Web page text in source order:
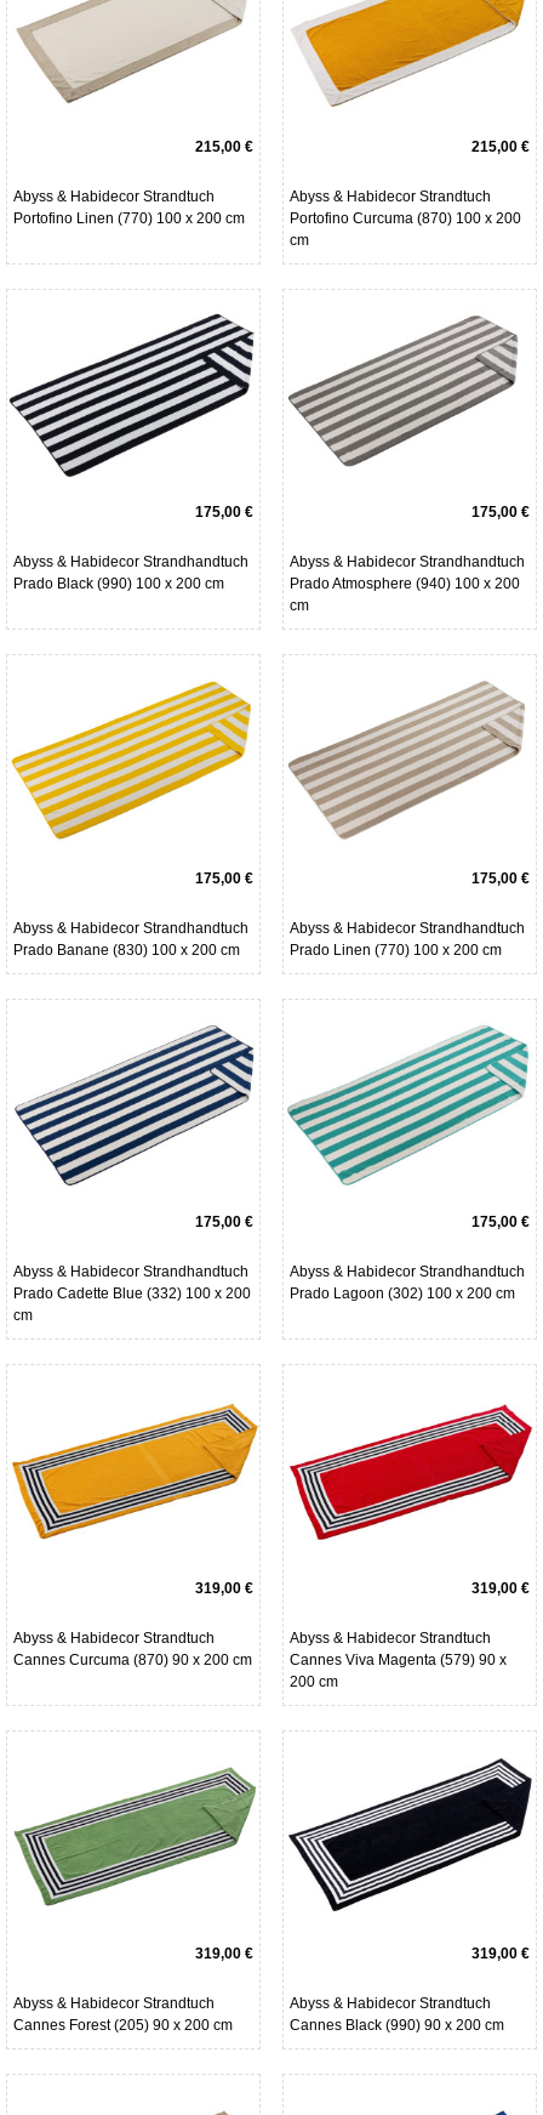
215,00 €
Abyss & Habidecor Strandtuch
Portofino Linen (770) 100 x 200 cm
215,00 €
Abyss & Habidecor Strandtuch
Portofino Curcuma (870) 100 x 200
cm
175,00 €
Abyss & Habidecor Strandhandtuch
Prado Black (990) 100 x 200 cm
175,00 €
Abyss & Habidecor Strandhandtuch
Prado Atmosphere (940) 100 x 200
cm
175,00 €
Abyss & Habidecor Strandhandtuch
Prado Banane (830) 100 x 200 cm
175,00 €
Abyss & Habidecor Strandhandtuch
Prado Linen (770) 100 x 200 cm
175,00 €
Abyss & Habidecor Strandhandtuch
Prado Cadette Blue (332) 100 x 200
cm
175,00 €
Abyss & Habidecor Strandhandtuch
Prado Lagoon (302) 100 x 200 cm
319,00 €
Abyss & Habidecor Strandtuch
Cannes Curcuma (870) 90 x 200 cm
319,00 €
Abyss & Habidecor Strandtuch
Cannes Viva Magenta (579) 90 x
200 cm
319,00 €
Abyss & Habidecor Strandtuch
Cannes Forest (205) 90 x 200 cm
319,00 €
Abyss & Habidecor Strandtuch
Cannes Black (990) 90 x 200 cm